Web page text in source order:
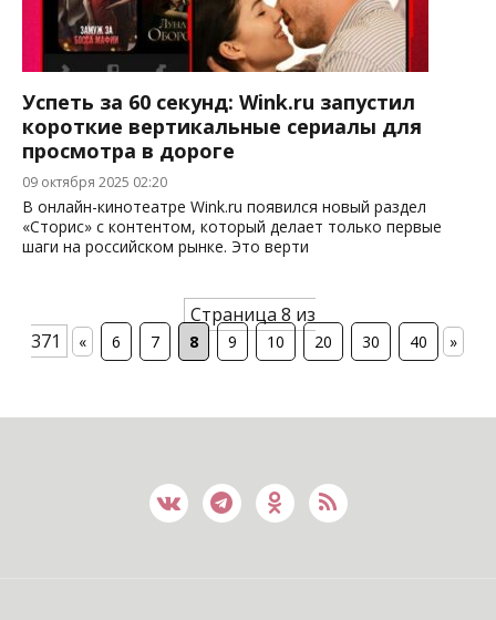
Успеть за 60 секунд: Wink.ru запустил
короткие вертикальные сериалы для
просмотра в дороге
09 октября 2025 02:20
В онлайн-кинотеатре Wink.ru появился новый раздел
«Сторис» с контентом, который делает только первые
шаги на российском рынке. Это верти
Страница 8 из
371
« 6 7 8 9 10 20 30 40 »